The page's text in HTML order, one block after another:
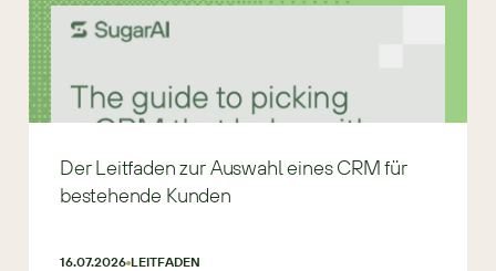
Der Leitfaden zur Auswahl eines CRM für
bestehende Kunden
16.07.2026 LEITFADEN